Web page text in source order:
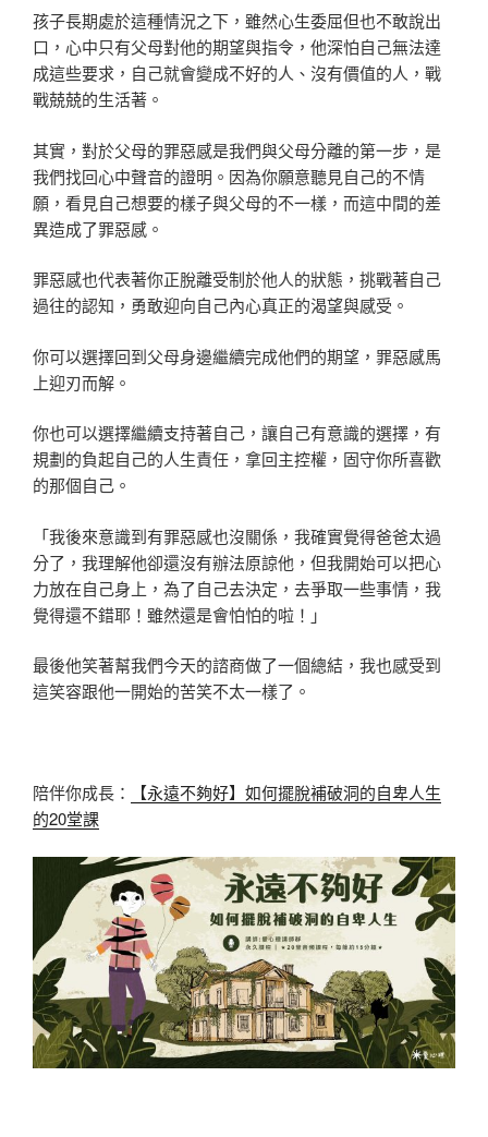
孩子長期處於這種情況之下，雖然心生委屈但也不敢說出
口，心中只有父母對他的期望與指令，他深怕自己無法達
成這些要求，自己就會變成不好的人、沒有價值的人，戰
戰兢兢的生活著。
其實，對於父母的罪惡感是我們與父母分離的第一步，是
我們找回心中聲音的證明。因為你願意聽見自己的不情
願，看見自己想要的樣子與父母的不一樣，而這中間的差
異造成了罪惡感。
罪惡感也代表著你正脫離受制於他人的狀態，挑戰著自己
過往的認知，勇敢迎向自己內心真正的渴望與感受。
你可以選擇回到父母身邊繼續完成他們的期望，罪惡感馬
上迎刃而解。
你也可以選擇繼續支持著自己，讓自己有意識的選擇，有
規劃的負起自己的人生責任，拿回主控權，固守你所喜歡
的那個自己。
「我後來意識到有罪惡感也沒關係，我確實覺得爸爸太過
分了，我理解他卻還沒有辦法原諒他，但我開始可以把心
力放在自己身上，為了自己去決定，去爭取一些事情，我
覺得還不錯耶！雖然還是會怕怕的啦！」
最後他笑著幫我們今天的諮商做了一個總結，我也感受到
這笑容跟他一開始的苦笑不太一樣了。
陪伴你成長：
【永遠不夠好】如何擺脫補破洞的自卑人生
的20堂課